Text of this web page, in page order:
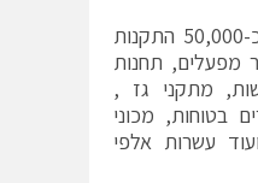
לתוכנת ה-PULSE כ-50,000 התקנות
מפעלים, תחנות
מתקני גז ,
בטוחות, מכוני
עשרות אלפי